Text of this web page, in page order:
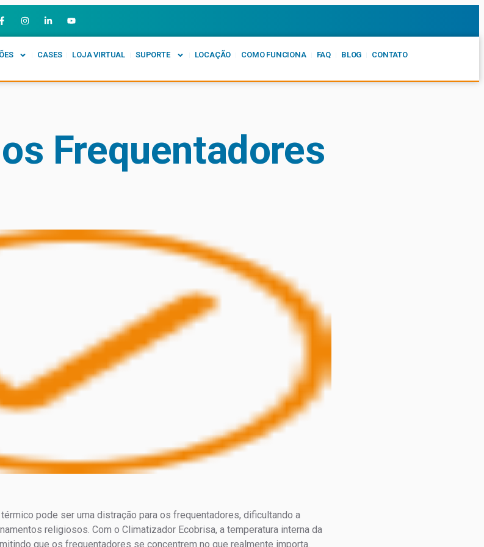
CASES LOJA VIRTUAL SUPORTE LOCAÇÃO COMO FUNCIONA FAQ BLOG CONTATO
Frequentadores
pode ser uma distração para os frequentadores, dificultando a
religiosos. Com o Climatizador Ecobrisa, a temperatura interna da
que os frequentadores se concentrem no que realmente importa.